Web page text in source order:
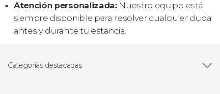
Atención personalizada: Nuestro equipo está
siempre disponible para resolver cualquier duda
antes y durante tu estancia.
Categorías destacadas